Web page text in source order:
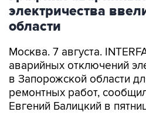
электричества
области
Москва. 7 августа.
аварийных отключений
в Запорожской области
ремонтных работ,
Евгений Балицкий в